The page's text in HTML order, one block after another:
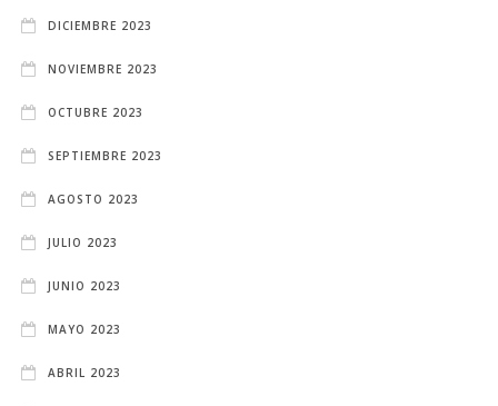
DICIEMBRE 2023
NOVIEMBRE 2023
OCTUBRE 2023
SEPTIEMBRE 2023
AGOSTO 2023
JULIO 2023
JUNIO 2023
MAYO 2023
ABRIL 2023